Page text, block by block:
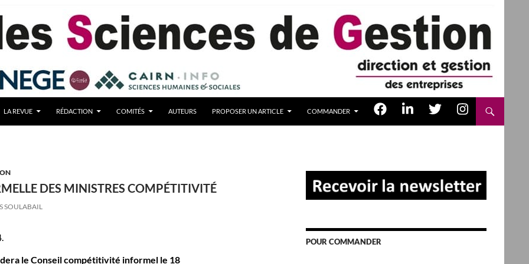
LA REVUE RÉDACTION COMITÉS AUTEURS PROPOSER UN ARTICLE COMMANDER
DES MINISTRES COMPÉTITIVITÉ
SOULABAIL
le Conseil compétitivité informel le 18
POUR COMMANDER